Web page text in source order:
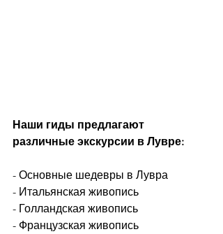
Наши гиды предлагают
различные экскурсии в Лувре:
- Основные шедевры в Лувра
- Итальянская живопись
- Голландская живопись
- Французская живопись